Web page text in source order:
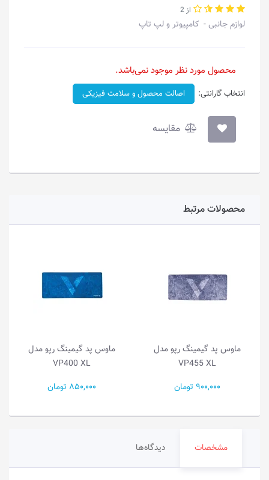
از 2
لوازم جانبی کامپیوتر و لپ تاپ
محصول مورد نظر موجود نمی‌باشد.
انتخاب گارانتی: اصالت محصول و سلامت فیزیکی
مقایسه
محصولات مرتبط
ماوس پد گیمینگ رپو مدل
VP455 XL
900,000 تومان
ماوس پد گیمینگ رپو مدل
VP400 XL
850,000 تومان
مشخصات دیدگاه‌ها